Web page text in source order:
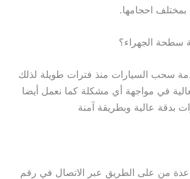
بمختلف احجامها.
سطحة الجهراء؟
سحب السيارات منذ فترات طويلة لذلك
في مواجهة أي مشكلة كما نعمل أيضا
بدقة عالية وبطريقة آمنة
من على الطريق عبر الاتصال في رقم